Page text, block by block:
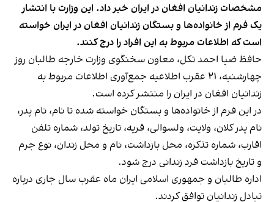
مشخصات زندانیان افغان در ایران خبر داد. این وزارت با انتشار
یک فرم از خانواده‌ها و بستگان زندانیان افغان در ایران خواسته
است که اطلاعات مربوط به این افراد را درج کنند.
حافظ ضیا احمد تکل، معاون سخنگوی وزارت خارجه طالبان روز
چهارشنبه، ۲۱ عقرب اطلاعیه جمع‌آوری اطلاعات مربوط به
زندانیان افغان در ایران را منتشر کرده است.
در این فرم از خانواده‌ها و بستگان خواسته شده تا نام، نام پدر،
نام پدر کلان، ولایت، ولسوالی، قریه، تاریخ تولد، شماره تلفن
اقارب، شماره تذکره، محل بازداشت، نام و محل زندان، نوع جرم
و تاریخ بازداشت فرد زندانی درج شود.
اداره طالبان و جمهوری اسلامی ایران ماه عقرب سال جاری درباره
تبادل زندانیان توافق کردند.